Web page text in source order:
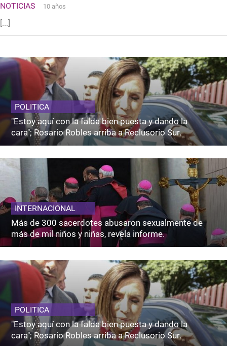
NOTICIAS 10 años
[...]
POLITICA
"Estoy aquí con la falda bien puesta y dando la
cara"; Rosario Robles arriba a Reclusorio Sur.
INTERNACIONAL
Más de 300 sacerdotes abusaron sexualmente de
más de mil niños y niñas, revela informe.
POLITICA
"Estoy aquí con la falda bien puesta y dando la
cara"; Rosario Robles arriba a Reclusorio Sur.